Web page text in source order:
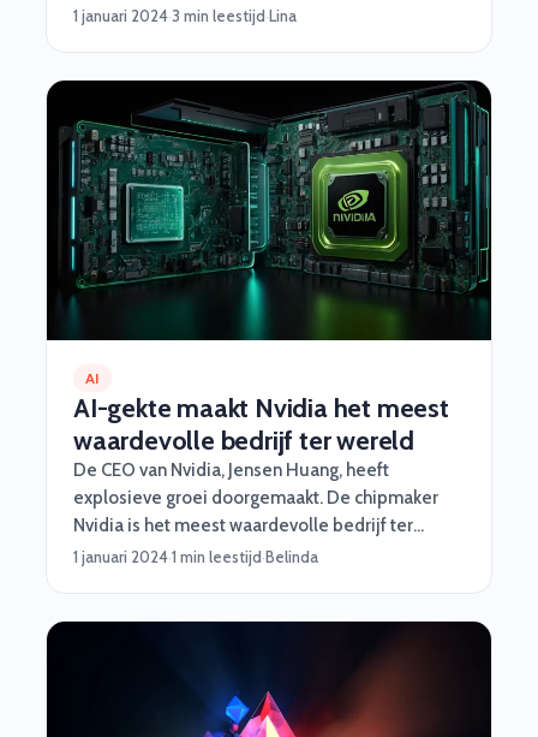
saaie taken uit handen, werken razendsnel en
sidekicks hebben jouw back. Maar wat zijn AI
Agents precies, wat kunnen ze, en waarom zijn
ze een gamechanger voor developers? Let’s dive
in!
1 januari 2024·3 min leestijd·Lina
AI
AI-gekte maakt Nvidia het meest
waardevolle bedrijf ter wereld
De CEO van Nvidia, Jensen Huang, heeft
explosieve groei doorgemaakt. De chipmaker
Nvidia is het meest waardevolle bedrijf ter
wereld geworden nadat de aandelenkoers
1 januari 2024·1 min leestijd·Belinda